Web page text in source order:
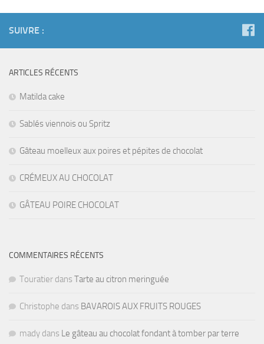
SUIVRE :
ARTICLES RÉCENTS
Matilda cake
Sablés viennois ou Spritz
Gâteau moelleux aux poires et pépites de chocolat
CRÉMEUX AU CHOCOLAT
GÂTEAU POIRE CHOCOLAT
COMMENTAIRES RÉCENTS
Touratier dans Tarte au citron meringuée
Christophe dans BAVAROIS AUX FRUITS ROUGES
mady dans Le gâteau au chocolat fondant à tomber par terre